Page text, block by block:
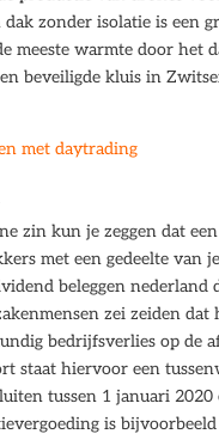
zonder isolatie is een
meeste warmte door het
beveiligde kluis in
met daytrading
zin kun je zeggen dat
met een gedeelte
beleggen
zei zeiden dat
bedrijfsverlies op de
staat hiervoor een
tussen 1 januari
is